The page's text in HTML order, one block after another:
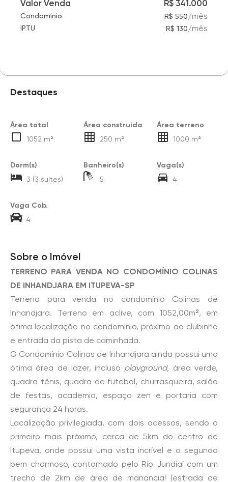
Valor Venda R$ 341.000
Condomínio R$ 550/mês
IPTU R$ 130/mês
Destaques
Área total
1052 m²
Área construída
250 m²
Área terreno
1000 m²
Dorm(s)
3 (3 suítes)
Banheiro(s)
5
Vaga(s)
4
Vaga Cob.
4
Sobre o Imóvel
TERRENO PARA VENDA NO CONDOMÍNIO COLINAS
DE INHANDJARA EM ITUPEVA-SP
Terreno para venda no condomínio Colinas de
Inhandjara. Terreno em aclive, com 1052,00m², em
ótima localização no condomínio, próximo ao clubinho
e entrada da pista de caminhada.
O Condomínio Colinas de Inhandjara ainda possui uma
ótima área de lazer, incluso playground, área verde,
quadra tênis, quadra de futebol, churrasqueira, salão
de festas, academia, espaço zen e portaria com
segurança 24 horas.
Localização privilegiada, com dois acessos, sendo o
primeiro mais próximo, cerca de 5km do centro de
Itupeva, onde possui uma vista incrível e o segundo
bem charmoso, contornado pelo Rio Jundiaí com um
trecho de 2km de área de manancial (estrada de